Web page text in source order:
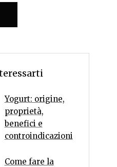
Yogurt: origine,
proprietà,
benefici e
controindicazioni
Come fare la